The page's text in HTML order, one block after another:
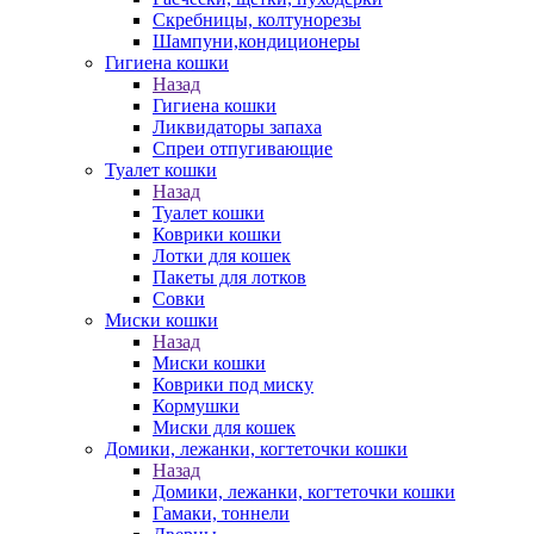
Скребницы, колтунорезы
Шампуни,кондиционеры
Гигиена кошки
Назад
Гигиена кошки
Ликвидаторы запаха
Спреи отпугивающие
Туалет кошки
Назад
Туалет кошки
Коврики кошки
Лотки для кошек
Пакеты для лотков
Совки
Миски кошки
Назад
Миски кошки
Коврики под миску
Кормушки
Миски для кошек
Домики, лежанки, когтеточки кошки
Назад
Домики, лежанки, когтеточки кошки
Гамаки, тоннели